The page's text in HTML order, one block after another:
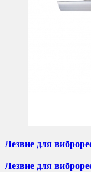
Лезвие для
Лезвие для